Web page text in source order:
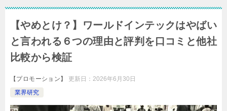
【やめとけ？】ワールドインテックはやばい
と言われる６つの理由と評判を口コミと他社
比較から検証
【プロモーション】 更新日：2026年6月30日
業界研究